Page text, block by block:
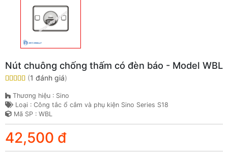
Nút chuông chống thấm có đèn báo - Model WBL
(1 đánh giá)
Thương hiệu : Sino
Loại : Công tắc ổ cắm và phụ kiện Sino Series S18
Mã SP : WBL
42,500 đ